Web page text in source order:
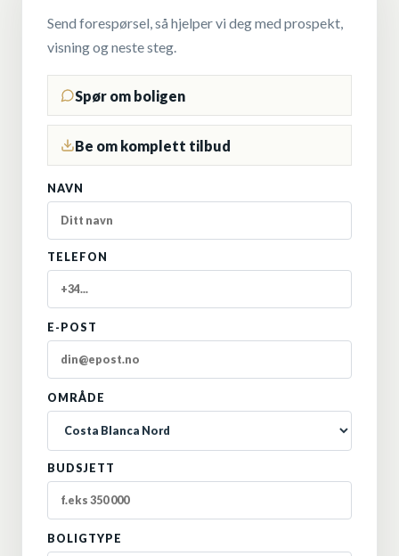
Send forespørsel, så hjelper vi deg med prospekt,
visning og neste steg.
Spør om boligen
Be om komplett tilbud
NAVN
TELEFON
E-POST
OMRÅDE
BUDSJETT
BOLIGTYPE